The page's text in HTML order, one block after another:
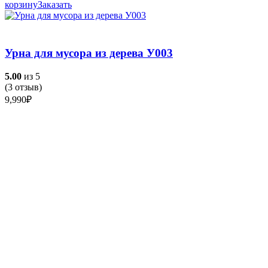
корзинуЗаказать
Урна для мусора из дерева У003
5.00 из 5
(3 отзыв)
9,990₽